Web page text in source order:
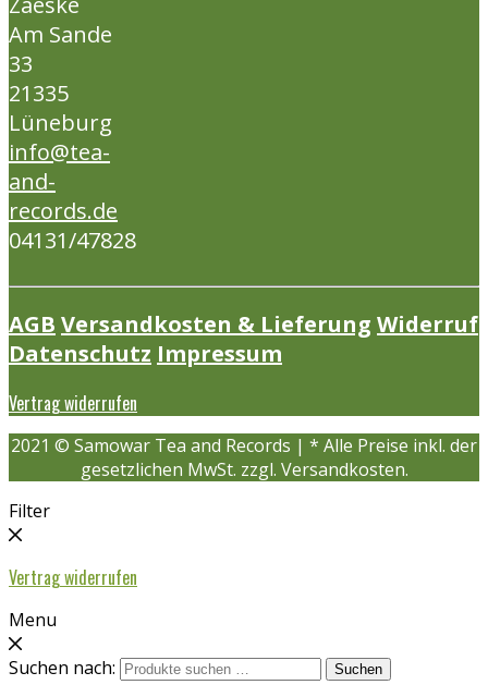
Am Sande
33
21335
Lüneburg
info@tea-
and-
records.de
04131/47828
AGB Versandkosten & Lieferung Widerruf
Datenschutz Impressum
Vertrag widerrufen
2021 © Samowar Tea and Records | * Alle Preise inkl. der
gesetzlichen MwSt. zzgl. Versandkosten.
Filter
Vertrag widerrufen
Menu
Suchen nach:
Suchen